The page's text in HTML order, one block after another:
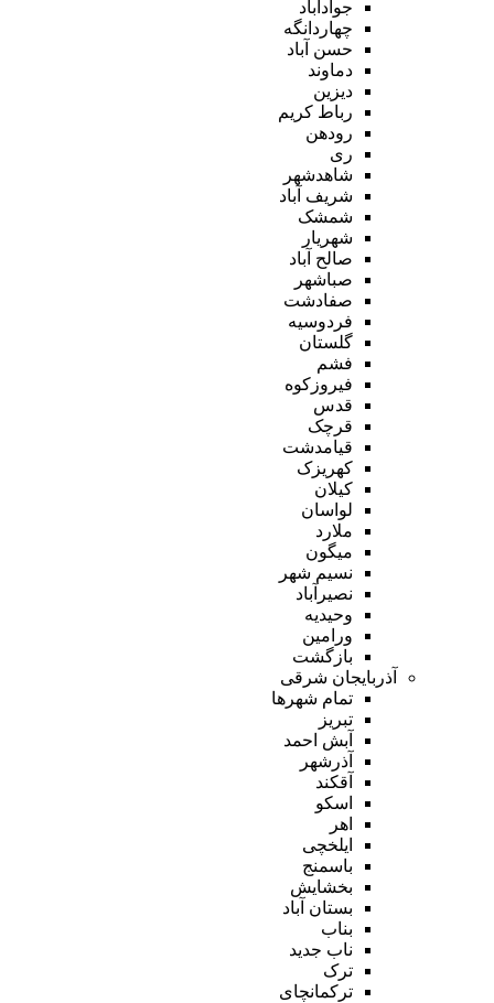
جوادآباد
چهاردانگه
حسن آباد
دماوند
دیزین
رباط کریم
رودهن
ری
شاهدشهر
شریف آباد
شمشک
شهریار
صالح آباد
صباشهر
صفادشت
فردوسیه
گلستان
فشم
فیروزکوه
قدس
قرچک
قیامدشت
کهریزک
کیلان
لواسان
ملارد
میگون
نسیم شهر
نصیرآباد
وحیدیه
ورامین
بازگشت
آذربایجان شرقی
تمام شهر‌ها
تبریز
آبش احمد
آذرشهر
آقکند
اسکو
اهر
ایلخچی
باسمنج
بخشایش
بستان آباد
بناب
ناب جدید
ترک
ترکمانچای